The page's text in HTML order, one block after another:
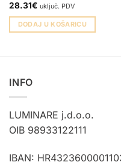
28.31€ uključ. PDV
DODAJ U KOŠARICU
INFO
LUMINARE j.d.o.o.
OIB 98933122111
IBAN: